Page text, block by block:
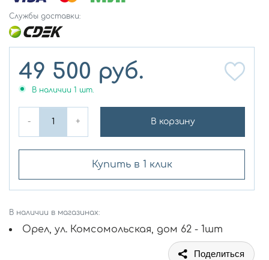
Службы доставки:
49 500 руб.
В наличии 1 шт.
- + В корзину
Купить в 1 клик
В наличии в магазинах:
Орел, ул. Комсомольская, дом 62 - 1шт
Поделиться